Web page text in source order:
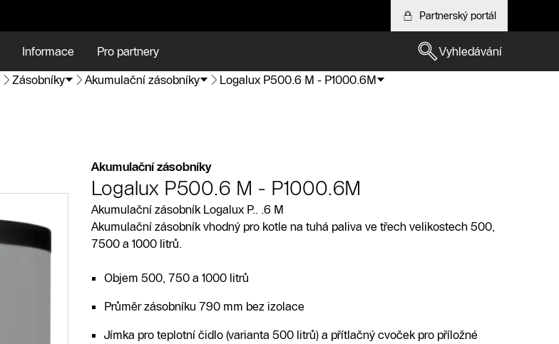
Partnerský portál
Informace Pro partnery
Vyhledávání
Zásobníky Akumulační zásobníky Logalux P500.6 M - P1000.6M
Akumulační zásobníky
Logalux P500.6 M - P1000.6M
Akumulační zásobník Logalux P.. .6 M
Akumulační zásobník vhodný pro kotle na tuhá paliva ve třech velikostech 500,
7500 a 1000 litrů.
Objem 500, 750 a 1000 litrů
Průměr zásobníku 790 mm bez izolace
Jímka pro teplotní čidlo (varianta 500 litrů) a přítlačný cvoček pro příložné